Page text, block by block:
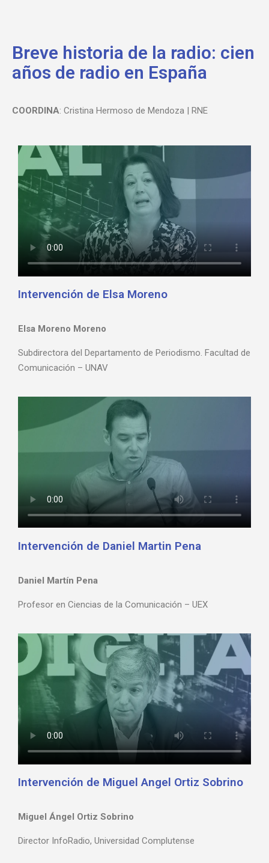
Breve historia de la radio: cien
años de radio en España
COORDINA: Cristina Hermoso de Mendoza | RNE
Intervención de Elsa Moreno
Elsa Moreno Moreno
Subdirectora del Departamento de Periodismo. Facultad de
Comunicación – UNAV
Intervención de Daniel Martin Pena
Daniel Martín Pena
Profesor en Ciencias de la Comunicación – UEX
Intervención de Miguel Angel Ortiz Sobrino
Miguel Ángel Ortiz Sobrino
Director InfoRadio, Universidad Complutense